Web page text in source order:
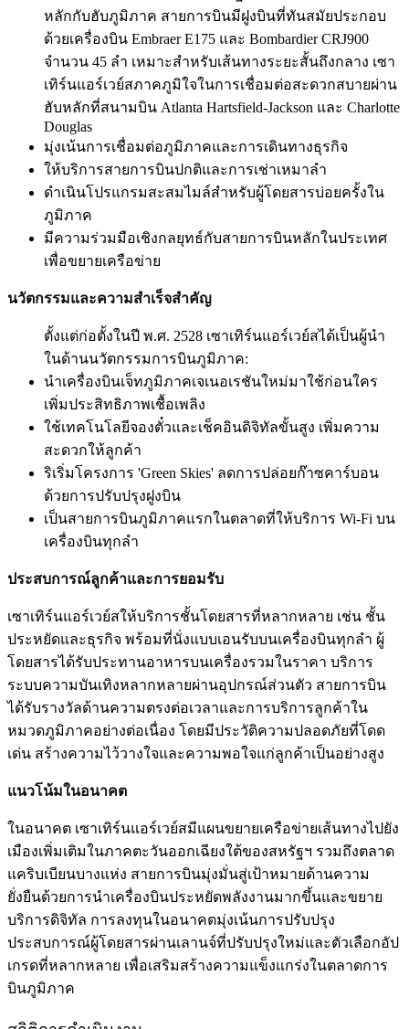
หลักกับฮับภูมิภาค สายการบินมีฝูงบินที่ทันสมัยประกอบ
ด้วยเครื่องบิน Embraer E175 และ Bombardier CRJ900
จำนวน 45 ลำ เหมาะสำหรับเส้นทางระยะสั้นถึงกลาง เซา
เทิร์นแอร์เวย์สภาคภูมิใจในการเชื่อมต่อสะดวกสบายผ่าน
ฮับหลักที่สนามบิน Atlanta Hartsfield-Jackson และ Charlotte
Douglas
มุ่งเน้นการเชื่อมต่อภูมิภาคและการเดินทางธุรกิจ
ให้บริการสายการบินปกติและการเช่าเหมาลำ
ดำเนินโปรแกรมสะสมไมล์สำหรับผู้โดยสารบ่อยครั้งใน
ภูมิภาค
มีความร่วมมือเชิงกลยุทธ์กับสายการบินหลักในประเทศ
เพื่อขยายเครือข่าย
นวัตกรรมและความสำเร็จสำคัญ
ตั้งแต่ก่อตั้งในปี พ.ศ. 2528 เซาเทิร์นแอร์เวย์สได้เป็นผู้นำ
ในด้านนวัตกรรมการบินภูมิภาค:
นำเครื่องบินเจ็ทภูมิภาคเจเนอเรชันใหม่มาใช้ก่อนใคร
เพิ่มประสิทธิภาพเชื้อเพลิง
ใช้เทคโนโลยีจองตั๋วและเช็คอินดิจิทัลขั้นสูง เพิ่มความ
สะดวกให้ลูกค้า
ริเริ่มโครงการ 'Green Skies' ลดการปล่อยก๊าซคาร์บอน
ด้วยการปรับปรุงฝูงบิน
เป็นสายการบินภูมิภาคแรกในตลาดที่ให้บริการ Wi-Fi บน
เครื่องบินทุกลำ
ประสบการณ์ลูกค้าและการยอมรับ
เซาเทิร์นแอร์เวย์สให้บริการชั้นโดยสารที่หลากหลาย เช่น ชั้น
ประหยัดและธุรกิจ พร้อมที่นั่งแบบเอนรับบนเครื่องบินทุกลำ ผู้
โดยสารได้รับประทานอาหารบนเครื่องรวมในราคา บริการ
ระบบความบันเทิงหลากหลายผ่านอุปกรณ์ส่วนตัว สายการบิน
ได้รับรางวัลด้านความตรงต่อเวลาและการบริการลูกค้าใน
หมวดภูมิภาคอย่างต่อเนื่อง โดยมีประวัติความปลอดภัยที่โดด
เด่น สร้างความไว้วางใจและความพอใจแก่ลูกค้าเป็นอย่างสูง
แนวโน้มในอนาคต
ในอนาคต เซาเทิร์นแอร์เวย์สมีแผนขยายเครือข่ายเส้นทางไปยัง
เมืองเพิ่มเติมในภาคตะวันออกเฉียงใต้ของสหรัฐฯ รวมถึงตลาด
แคริบเบียนบางแห่ง สายการบินมุ่งมั่นสู่เป้าหมายด้านความ
ยั่งยืนด้วยการนำเครื่องบินประหยัดพลังงานมากขึ้นและขยาย
บริการดิจิทัล การลงทุนในอนาคตมุ่งเน้นการปรับปรุง
ประสบการณ์ผู้โดยสารผ่านเลานจ์ที่ปรับปรุงใหม่และตัวเลือกอัป
เกรดที่หลากหลาย เพื่อเสริมสร้างความแข็งแกร่งในตลาดการ
บินภูมิภาค